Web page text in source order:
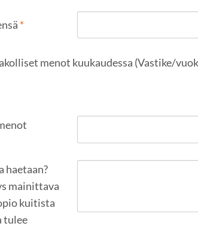
*
menot kuukaudessa (Vastike/
haetaan?
mainittava
kuitista
tulee